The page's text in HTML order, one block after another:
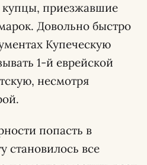
приезжавшие
Довольно быстро
Купеческую
1-й еврейской
несмотря
попасть в
становилось все